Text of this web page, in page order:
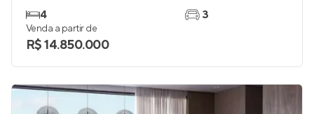
4
3
Venda a partir de
R$ 14.850.000